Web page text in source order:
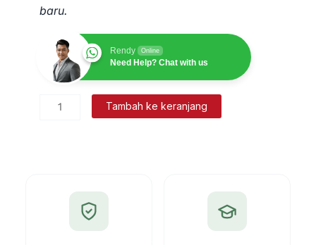
baru.
Rendy Online
Need Help? Chat with us
Kuantitas
Tambah ke keranjang